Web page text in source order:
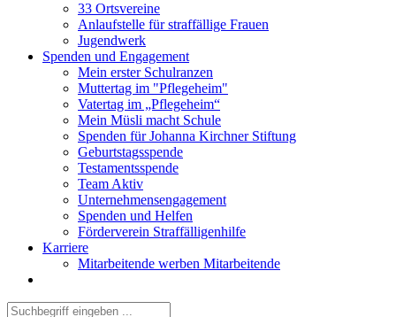
33 Ortsvereine
Anlaufstelle für straffällige Frauen
Jugendwerk
Spenden und Engagement
Mein erster Schulranzen
Muttertag im "Pflegeheim"
Vatertag im „Pflegeheim“
Mein Müsli macht Schule
Spenden für Johanna Kirchner Stiftung
Geburtstagsspende
Testamentsspende
Team Aktiv
Unternehmensengagement
Spenden und Helfen
Förderverein Straffälligenhilfe
Karriere
Mitarbeitende werben Mitarbeitende